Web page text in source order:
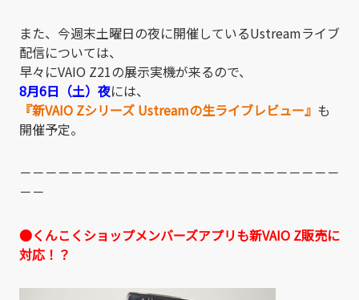
また、今週末土曜日の夜に開催しているUstreamライブ
配信については、
早々にVAIO Z21の展示実機が来るので、
8月6日（土）夜には、
『新VAIO Zシリーズ Ustreamの生ライブレビュー』 も
開催予定。
－－－－－－－－－－－－－－－－－－－－－－－－－
－－
●くんこくショップメンバーズアプリも新VAIO Z販売に
対応！？